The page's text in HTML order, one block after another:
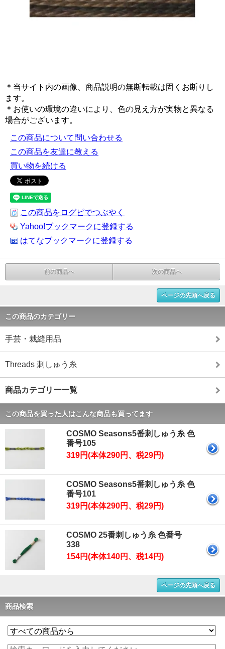
＊当サイト内の画像、商品説明の無断転載は固くお断りし
ます。
＊お使いの環境の違いにより、色の見え方が実物と異なる
場合がございます。
この商品について問い合わせる
この商品を友達に教える
買い物を続ける
この商品をログピでつぶやく
Yahoo!ブックマークに登録する
はてなブックマークに登録する
前の商品へ 次の商品へ
ページの先頭へ戻る
この商品のカテゴリー
手芸・裁縫用品
Threads 刺しゅう糸
商品カテゴリー一覧
この商品を買った人はこんな商品も買ってます
COSMO Seasons5番刺しゅう糸 色
番号105
319円(本体290円、税29円)
COSMO Seasons5番刺しゅう糸 色
番号101
319円(本体290円、税29円)
COSMO 25番刺しゅう糸 色番号
338
154円(本体140円、税14円)
ページの先頭へ戻る
商品検索